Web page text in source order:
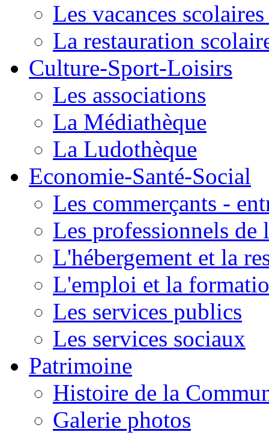
Les vacances
La restauration
Culture-Sport-Loisirs
Les associations
La Médiathèque
La Ludothèque
Economie-Santé-Social
Les commerçants -
Les professionnels de
L'hébergement et la
L'emploi et la
Les services publics
Les services sociaux
Patrimoine
Histoire de la
Galerie photos